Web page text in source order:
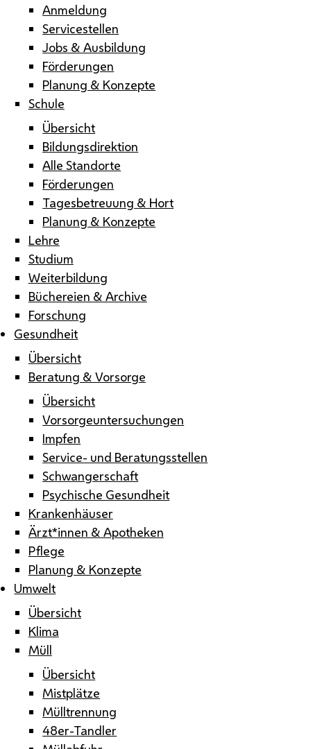
Anmeldung
Servicestellen
Jobs & Ausbildung
Förderungen
Planung & Konzepte
Schule
Übersicht
Bildungsdirektion
Alle Standorte
Förderungen
Tagesbetreuung & Hort
Planung & Konzepte
Lehre
Studium
Weiterbildung
Büchereien & Archive
Forschung
Gesundheit
Übersicht
Beratung & Vorsorge
Übersicht
Vorsorgeuntersuchungen
Impfen
Service- und Beratungsstellen
Schwangerschaft
Psychische Gesundheit
Krankenhäuser
Ärzt*innen & Apotheken
Pflege
Planung & Konzepte
Umwelt
Übersicht
Klima
Müll
Übersicht
Mistplätze
Mülltrennung
48er-Tandler